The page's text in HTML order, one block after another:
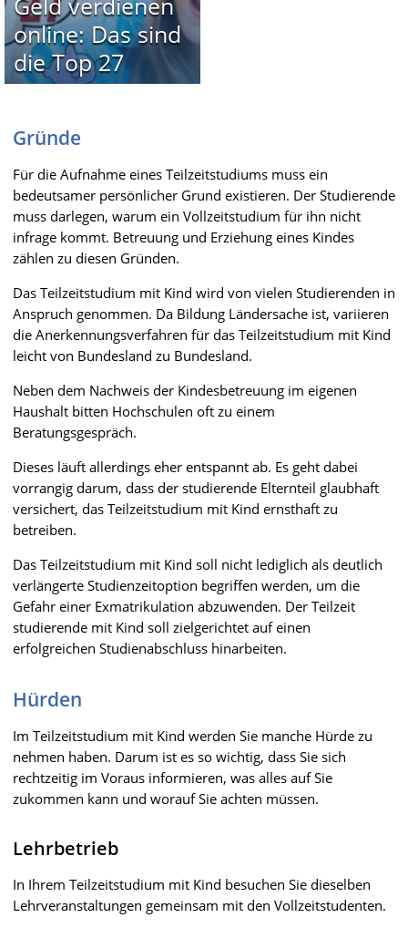
online: Das sind
die Top 27
Gründe
Für die Aufnahme eines Teilzeitstudiums muss ein
bedeutsamer persönlicher Grund existieren. Der Studierende
muss darlegen, warum ein Vollzeitstudium für ihn nicht
infrage kommt. Betreuung und Erziehung eines Kindes
zählen zu diesen Gründen.
Das Teilzeitstudium mit Kind wird von vielen Studierenden in
Anspruch genommen. Da Bildung Ländersache ist, variieren
die Anerkennungsverfahren für das Teilzeitstudium mit Kind
leicht von Bundesland zu Bundesland.
Neben dem Nachweis der Kindesbetreuung im eigenen
Haushalt bitten Hochschulen oft zu einem
Beratungsgespräch.
Dieses läuft allerdings eher entspannt ab. Es geht dabei
vorrangig darum, dass der studierende Elternteil glaubhaft
versichert, das Teilzeitstudium mit Kind ernsthaft zu
betreiben.
Das Teilzeitstudium mit Kind soll nicht lediglich als deutlich
verlängerte Studienzeitoption begriffen werden, um die
Gefahr einer Exmatrikulation abzuwenden. Der Teilzeit
studierende mit Kind soll zielgerichtet auf einen
erfolgreichen Studienabschluss hinarbeiten.
Hürden
Im Teilzeitstudium mit Kind werden Sie manche Hürde zu
nehmen haben. Darum ist es so wichtig, dass Sie sich
rechtzeitig im Voraus informieren, was alles auf Sie
zukommen kann und worauf Sie achten müssen.
Lehrbetrieb
In Ihrem Teilzeitstudium mit Kind besuchen Sie dieselben
Lehrveranstaltungen gemeinsam mit den Vollzeitstudenten.